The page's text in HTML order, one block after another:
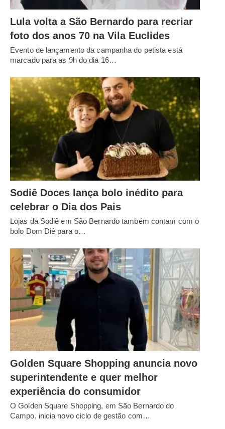
Lula volta a São Bernardo para recriar
foto dos anos 70 na Vila Euclides
Evento de lançamento da campanha do petista está
marcado para as 9h do dia 16…
Sodiê Doces lança bolo inédito para
celebrar o Dia dos Pais
Lojas da Sodiê em São Bernardo também contam com o
bolo Dom Diê para o…
Golden Square Shopping anuncia novo
superintendente e quer melhor
experiência do consumidor
O Golden Square Shopping, em São Bernardo do
Campo, inicia novo ciclo de gestão com…